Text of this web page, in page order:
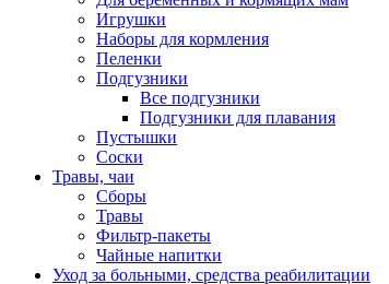
Игрушки
Наборы для кормления
Пеленки
Подгузники
Все подгузники
Подгузники для плавания
Пустышки
Соски
Травы, чаи
Сборы
Травы
Фильтр-пакеты
Чайные напитки
Уход за больными, средства реабилитации